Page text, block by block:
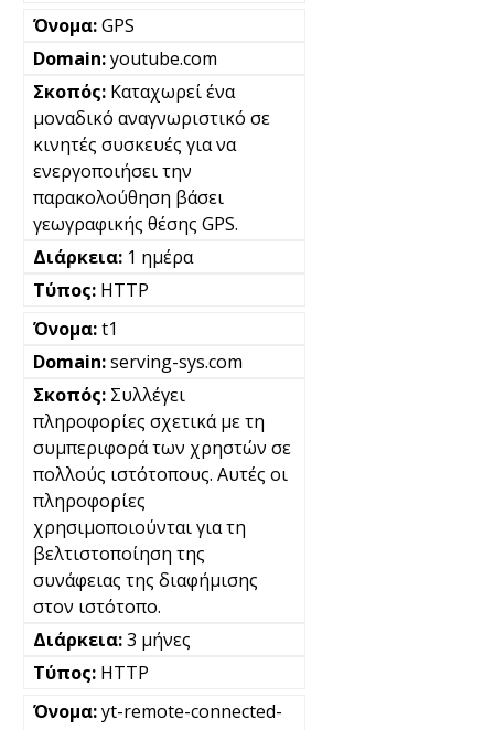
GPS
youtube.com
Καταχωρεί ένα
μοναδικό αναγνωριστικό σε
κινητές συσκευές για να
ενεργοποιήσει την
παρακολούθηση βάσει
γεωγραφικής θέσης GPS.
1 ημέρα
HTTP
t1
serving-sys.com
Συλλέγει
πληροφορίες σχετικά με τη
συμπεριφορά των χρηστών σε
πολλούς ιστότοπους. Αυτές οι
πληροφορίες
χρησιμοποιούνται για τη
βελτιστοποίηση της
συνάφειας της διαφήμισης
στον ιστότοπο.
3 μήνες
HTTP
yt-remote-connected-